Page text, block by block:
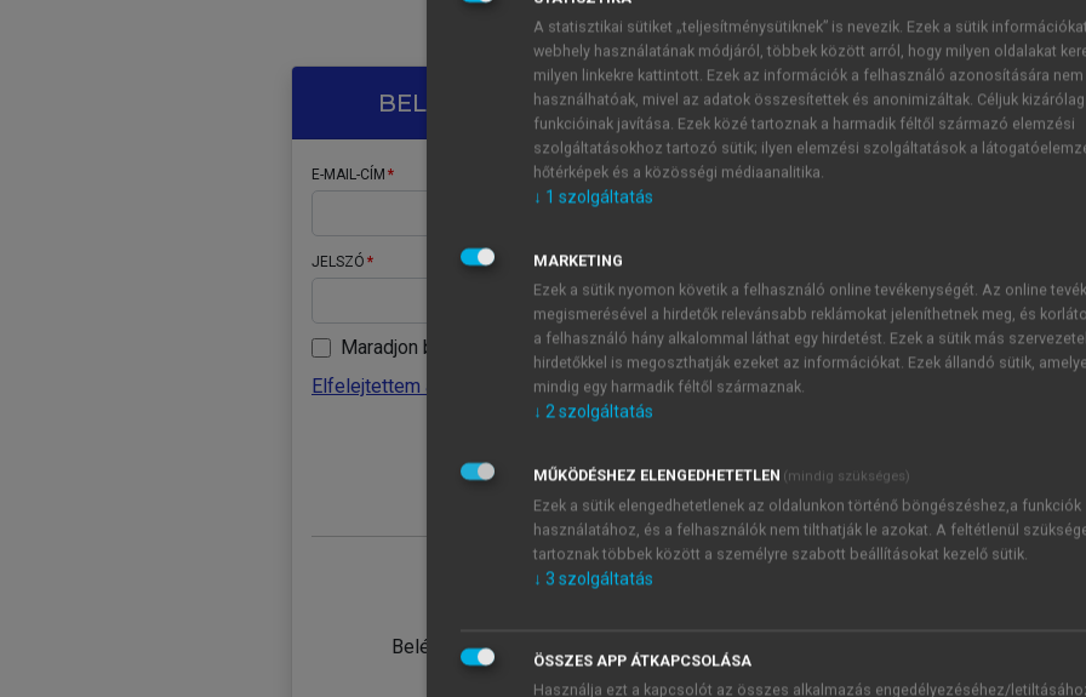
BELÉPÉS SAJÁT FIÓKKAL
E-MAIL-CÍM
JELSZÓ
Maradjon belépve
Elfelejtettem a jelszavamat
Belépés intézményi azonosítóval
ÚJ FIÓK
1 óra
JELSZÓ
Kérek értesítést a MeRSZ
Kérek értesítést az
A statisztikai sütiket „teljesítménysütiknek” is nevezik. Ezek a sütik
webhely használatának módjáról, többek között arról, hogy milyen oldalakat
milyen linkekre kattintott. Ezek az információk a felhasználó azonosítására nem
használhatóak, mivel az adatok összesítettek és anonimizáltak. Céljuk
funkcióinak javítása. Ezek közé tartoznak a harmadik féltől származó elemzési
szolgáltatásokhoz tartozó sütik; ilyen elemzési szolgáltatások a
hőtérképek és a közösségi médiaanalitika.
↓ 1 szolgáltatás
MARKETING
Ezek a sütik nyomon követik a felhasználó online tevékenységét. Az online
megismerésével a hirdetők relevánsabb reklámokat jeleníthetnek meg, és
a felhasználó hány alkalommal láthat egy hirdetést. Ezek a sütik más
hirdetőkkel is megoszthatják ezeket az információkat. Ezek állandó sütik,
mindig egy harmadik féltől származnak.
↓ 2szolgáltatás
MŰKÖDÉSHEZ ELENGEDHETETLEN (mindig szükséges)
Ezek a sütik elengedhetetlenek az oldalunkon történő böngészéshez,a funkciók
használatához, és a felhasználók nem tilthatják le azokat. A feltétlenül
tartoznak többek között a személyre szabott beállításokat kezelő sütik.
↓ 3 szolgáltatás
ÖSSZES APP ÁTKAPCSOLÁSA
Használja ezt a kapcsolót az összes alkalmazás engedélyezéséhez/